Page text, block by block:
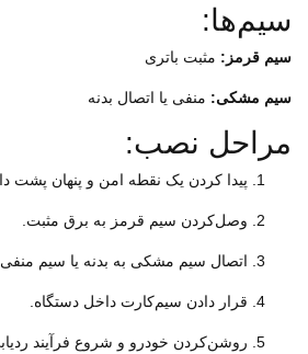
سیم‌ها:
سیم قرمز: مثبت باتری
سیم مشکی: منفی یا اتصال بدنه
مراحل نصب:
پیدا کردن یک نقطه امن و پنهان پشت
وصل‌کردن سیم قرمز به برق مثبت.
اتصال سیم مشکی به بدنه یا سیم
قرار دادن سیم‌کارت داخل دستگاه.
روشن‌کردن خودرو و شروع فرآیند